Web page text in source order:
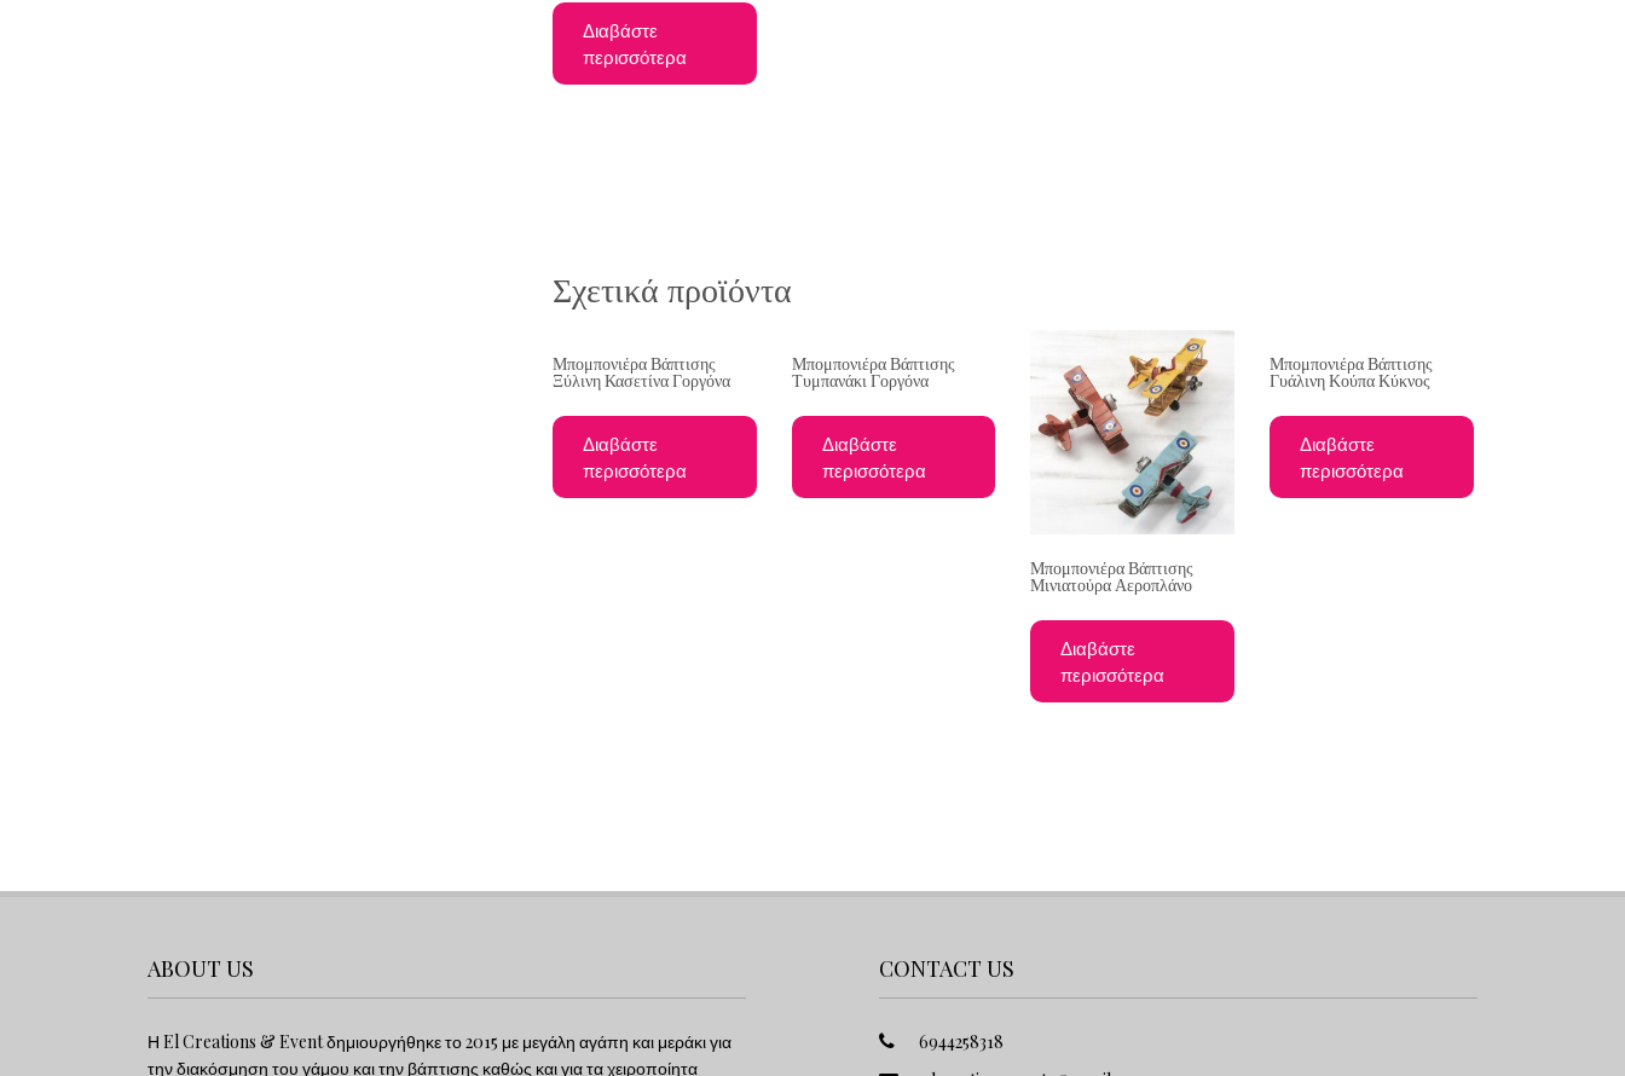
Διαβάστε
περισσότερα
Σχετικά προϊόντα
Μπομπονιέρα Βάπτισης
Ξύλινη Κασετίνα Γοργόνα
Διαβάστε
περισσότερα
Μπομπονιέρα Βάπτισης
Τυμπανάκι Γοργόνα
Διαβάστε
περισσότερα
Μπομπονιέρα Βάπτισης
Μινιατούρα Αεροπλάνο
Διαβάστε
περισσότερα
Μπομπονιέρα Βάπτισης
Γυάλινη Κούπα Κύκνος
Διαβάστε
περισσότερα
ABOUT US
Η El Creations & Event δημιουργήθηκε το 2015 με μεγάλη αγάπη και μεράκι για
την διακόσμηση του γάμου και την βάπτισης καθώς και για τα χειροποίητα
CONTACT US
6944258318